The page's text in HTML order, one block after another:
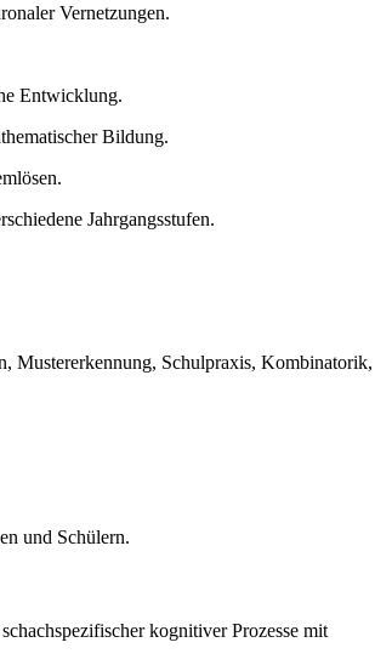
Vernetzungen.
Entwicklung.
Bildung.
Jahrgangsstufen.
Mustererkennung, Schulpraxis, Kombinatorik,
und Schülern.
kognitiver Prozesse mit